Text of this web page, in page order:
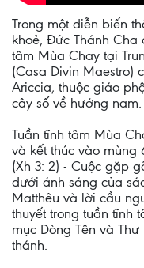
Trong một diễn biến
khoẻ, Đức Thánh
tâm Mùa Chay tại
(Casa Divin Maestro)
Ariccia, thuộc giáo
cây số về hướng nam.
Tuần tĩnh tâm Mùa
và kết thúc vào mùng
(Xh 3: 2) - Cuộc gặp
dưới ánh sáng của
Matthêu và lời cầu
thuyết trong tuần tĩnh
mục Dòng Tên và
thánh.